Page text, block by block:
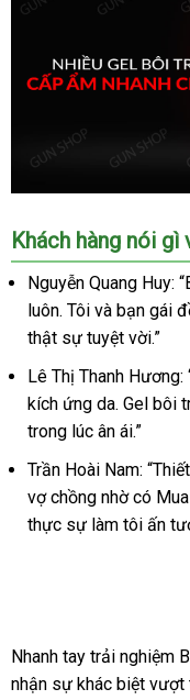
Muaisi
0.01
Đen
Siêu
Mỏng
0.01mm
Hộp
10
Khuyến
Mại
Khách hàng nói
Nguyễn Quang Huy:
luôn. Tôi và bạn gái
thật sự tuyệt vời.”
Lê Thị Thanh Hương:
kích ứng da. Gel bôi
trong lúc ân ái.”
Trần Hoài Nam:
vợ chồng nhờ có
thực sự làm tôi ấn
Nhanh tay trải nghiệm
nhận sự khác biệt